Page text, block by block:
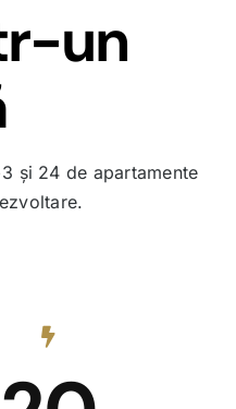
un
și 24 de apartamente